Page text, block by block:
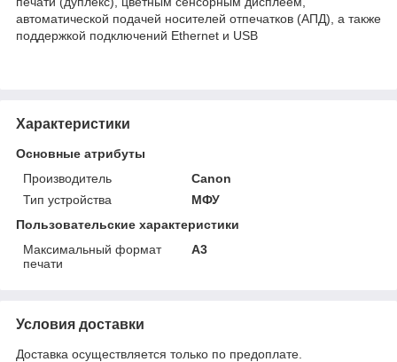
автоматической подачей носителей отпечатков (АПД), а также
поддержкой подключений Ethernet и USB
Характеристики
Основные атрибуты
Производитель
Canon
Тип устройства
МФУ
Пользовательские характеристики
Максимальный формат
печати
А3
Условия доставки
Доставка осуществляется только по предоплате.